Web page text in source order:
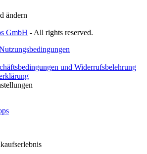
ändern
GmbH - All rights reserved.
und Widerrufsbelehrung